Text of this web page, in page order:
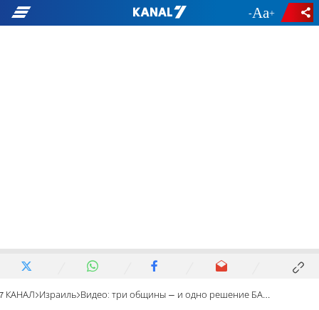
- +
7 КАНАЛ Израиль Видео: три общины – и одно решение БАГАЦ